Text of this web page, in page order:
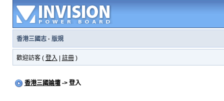
香港三國志· 版規
歡迎訪客 ( 登入 註冊)
香港三國論壇-> 登入